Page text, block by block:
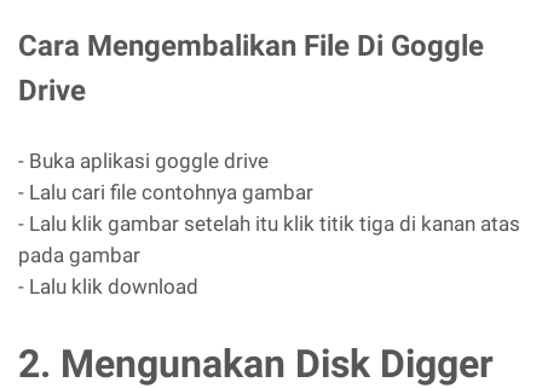
Cara Mengembalikan File Di Goggle
Drive
- Buka aplikasi goggle drive
- Lalu cari file contohnya gambar
- Lalu klik gambar setelah itu klik titik tiga di kanan atas
pada gambar
- Lalu klik download
2. Mengunakan Disk Digger